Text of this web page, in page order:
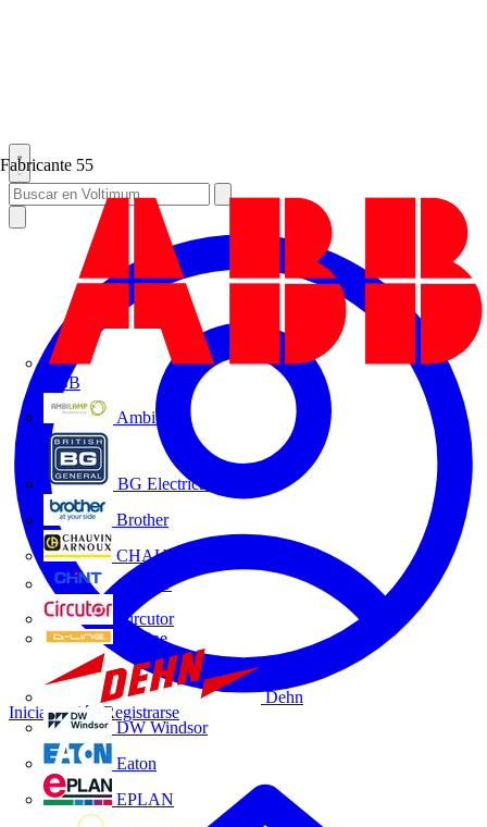
Fabricante 55
ABB
Ambilamp
BG Electrical
Brother
CHAUVIN ARNOUX
CHINT
Circutor
D-Line
Dehn
DW Windsor
Eaton
EPLAN
Iniciar sesión Registrarse